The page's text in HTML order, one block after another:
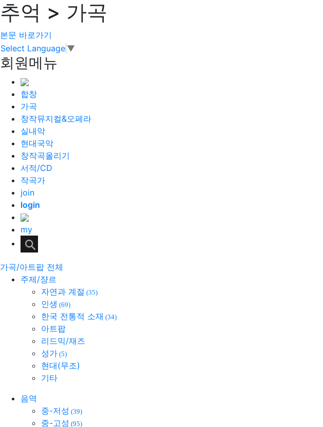
추억 > 가곡
본문 바로가기
Select Language ▼
회원메뉴
합창
가곡
창작뮤지컬&오페라
실내악
현대국악
창작곡올리기
서적/CD
작곡가
join
login
my
가곡/아트팝 전체
주제/쟝르
자연과 계절 (35)
인생 (69)
한국 전통적 소재 (34)
아트팝
리드믹/재즈
성가 (5)
현대(무조)
기타
음역
중-저성 (39)
중-고성 (95)